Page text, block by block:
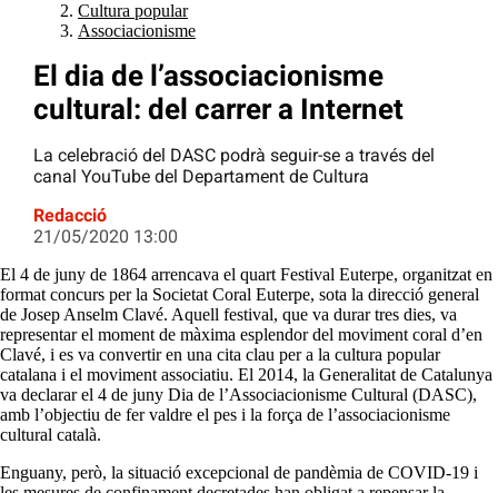
Cultura popular
Associacionisme
El dia de l’associacionisme
cultural: del carrer a Internet
La celebració del DASC podrà seguir-se a través del
canal YouTube del Departament de Cultura
Redacció
21/05/2020 13:00
El 4 de juny de 1864 arrencava el quart Festival Euterpe, organitzat en
format concurs per la Societat Coral Euterpe, sota la direcció general
de Josep Anselm Clavé. Aquell festival, que va durar tres dies, va
representar el moment de màxima esplendor del moviment coral d’en
Clavé, i es va convertir en una cita clau per a la cultura popular
catalana i el moviment associatiu. El 2014, la Generalitat de Catalunya
va declarar el 4 de juny Dia de l’Associacionisme Cultural (DASC),
amb l’objectiu de fer valdre el pes i la força de l’associacionisme
cultural català.
Enguany, però, la situació excepcional de pandèmia de COVID-19 i